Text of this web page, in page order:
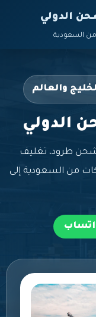
الدولي
السعودية
والعالم
الدولي
طرود، تغليف
من السعودية إلى